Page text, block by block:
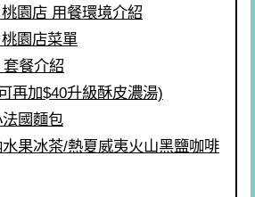
園店 用餐環境介紹
園店菜單
餐介紹
再加$40升級酥皮濃湯)
國麵包
果冰茶/熱夏威夷火山黑鹽咖啡